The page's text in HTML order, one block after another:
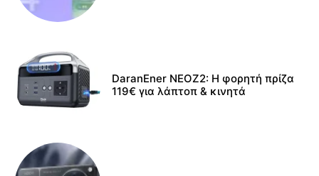
DaranEner NEOZ2: Η φορητή πρίζα
119€ για λάπτοπ & κινητά